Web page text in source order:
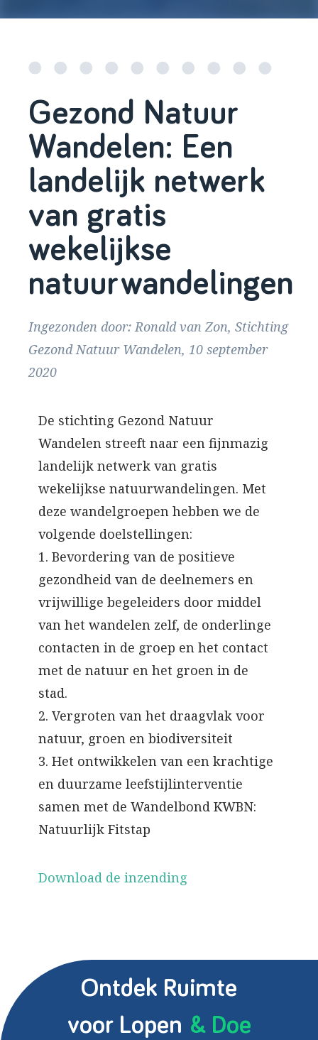
Gezond Natuur
Wandelen: Een
landelijk netwerk
van gratis
wekelijkse
natuurwandelingen
Ingezonden door: Ronald van Zon, Stichting
Gezond Natuur Wandelen, 10 september
2020
De stichting Gezond Natuur
Wandelen streeft naar een fijnmazig
landelijk netwerk van gratis
wekelijkse natuurwandelingen. Met
deze wandelgroepen hebben we de
volgende doelstellingen:
1. Bevordering van de positieve
gezondheid van de deelnemers en
vrijwillige begeleiders door middel
van het wandelen zelf, de onderlinge
contacten in de groep en het contact
met de natuur en het groen in de
stad.
2. Vergroten van het draagvlak voor
natuur, groen en biodiversiteit
3. Het ontwikkelen van een krachtige
en duurzame leefstijlinterventie
samen met de Wandelbond KWBN:
Natuurlijk Fitstap
Download de inzending
Ontdek Ruimte
voor Lopen & Doe